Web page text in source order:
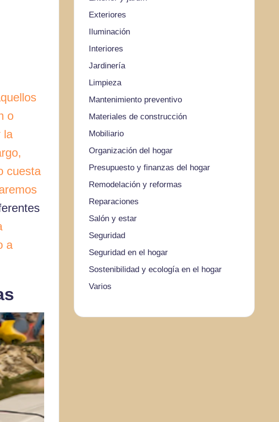
o
la
cuesta
a
Exteriores
Iluminación
Interiores
Jardinería
Limpieza
Mantenimiento preventivo
Materiales de construcción
Mobiliario
Organización del hogar
Presupuesto y finanzas del hogar
Remodelación y reformas
Reparaciones
Salón y estar
Seguridad
Seguridad en el hogar
Sostenibilidad y ecología en el hogar
Varios